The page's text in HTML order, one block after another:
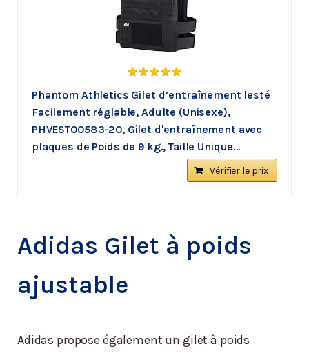
Phantom Athletics Gilet d’entraînement lesté
Facilement réglable, Adulte (Unisexe),
PHVEST00583-20, Gilet d'entraînement avec
plaques de Poids de 9 kg., Taille Unique…
Vérifier le prix
Adidas Gilet à poids
ajustable
Adidas propose également un gilet à poids